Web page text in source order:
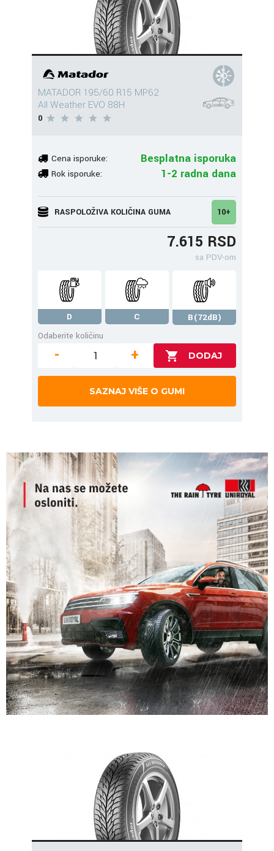
MATADOR 195/60 R15 MP62
All Weather EVO 88H
0
Cena isporuke: Besplatna isporuka
Rok isporuke: 1-2 radna dana
RASPOLOŽIVA KOLIČINA GUMA 10+
7.615 RSD
sa PDV-om
D C
B(72dB)
Odaberite količinu
- +
SAZNAJ VIŠE O GUMI